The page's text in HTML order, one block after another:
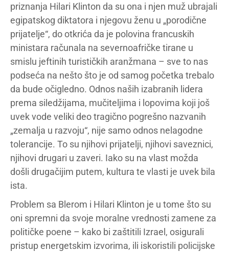
priznanja Hilari Klinton da su ona i njen muž ubrajali
egipatskog diktatora i njegovu ženu u „porodične
prijatelje“, do otkrića da je polovina francuskih
ministara računala na severnoafričke tirane u
smislu jeftinih turističkih aranžmana – sve to nas
podseća na nešto što je od samog početka trebalo
da bude očigledno. Odnos naših izabranih lidera
prema siledžijama, mučiteljima i lopovima koji još
uvek vode veliki deo tragično pogrešno nazvanih
„zemalja u razvoju“, nije samo odnos nelagodne
tolerancije. To su njihovi prijatelji, njihovi saveznici,
njihovi drugari u zaveri. Iako su na vlast možda
došli drugačijim putem, kultura te vlasti je uvek bila
ista.
Problem sa Blerom i Hilari Klinton je u tome što su
oni spremni da svoje moralne vrednosti zamene za
političke poene – kako bi zaštitili Izrael, osigurali
pristup energetskim izvorima, ili iskoristili policijske